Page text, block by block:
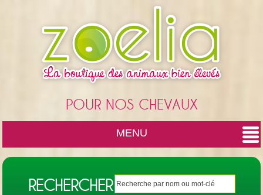
POUR NOS CHEVAUX
MENU
RECHERCHER